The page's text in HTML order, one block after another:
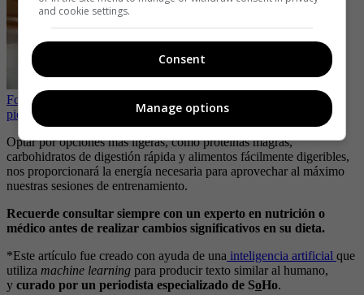
Fortalecimiento masculino: ¿cómo aumentar masa muscular en
piernas y glúteos de forma efectiva?
Optar por opciones más ligeras, como proteínas magras,
carbohidratos de digestión rápida y alimentos fácilmente digeribles,
nos proporcionará la energía necesaria para aprovechar al máximo
nuestras sesiones de entrenamiento.
Recuerde consultar siempre con un experto en nutrición o
médico antes de realizar cambios significativos en su dieta.
*Este artículo fue creado con ayuda de una inteligencia artificial que
utiliza machine learning para producir texto similar al humano,
y curado por un periodista especializado de SoHo.
and cookie settings.
Consent
Manage options